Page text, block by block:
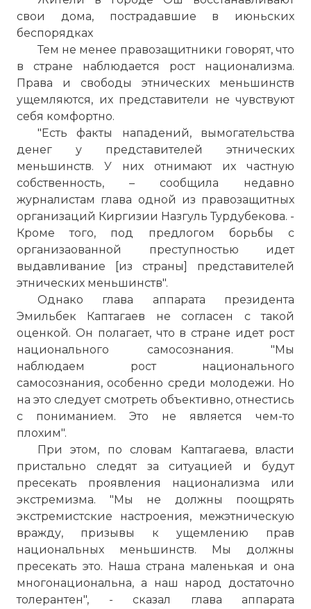
свои дома, пострадавшие в июньских
беспорядках
Тем не менее правозащитники говорят, что
в стране наблюдается рост национализма.
Права и свободы этнических меньшинств
ущемляются, их представители не чувствуют
себя комфортно.
"Есть факты нападений, вымогательства
денег у представителей этнических
меньшинств. У них отнимают их частную
собственность, – сообщила недавно
журналистам глава одной из правозащитных
организаций Киргизии Назгуль Турдубекова. -
Кроме того, под предлогом борьбы с
организаованной преступностью идет
выдавливание [из страны] представителей
этнических меньшинств".
Однако глава аппарата президента
Эмильбек Каптагаев не согласен с такой
оценкой. Он полагает, что в стране идет рост
национального самосознания. "Мы
наблюдаем рост национального
самосознания, особенно среди молодежи. Но
на это следует смотреть объективно, отнестись
с пониманием. Это не является чем-то
плохим".
При этом, по словам Каптагаева, власти
пристально следят за ситуацией и будут
пресекать проявления национализма или
экстремизма. "Мы не должны поощрять
экстремистские настроения, межэтническую
вражду, призывы к ущемлению прав
национальных меньшинств. Мы должны
пресекать это. Наша страна маленькая и она
многонациональна, а наш народ достаточно
толерантен", - сказал глава аппарата
☓
В Кыргызстане вспоминают события
апрельской революции 2010 года